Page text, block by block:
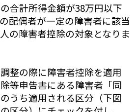
合計所得金額が38万円以下
配偶者が一定の障害者に該当
の障害者控除の対象となりま
整の際に障害者控除を適用
等申告書にある障害者「同
うち適用される区分（下図